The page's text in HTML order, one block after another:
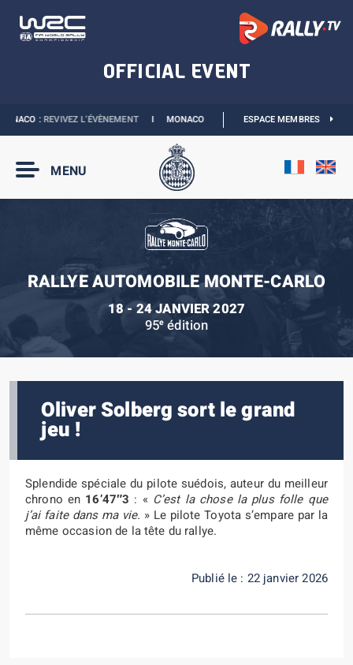
:REVIVEZ L’ÉVÈNEMENTI MONACO E-PRIX 2027 :NOUVELLES DATES
ESPACE MEMBRES
MENU
RALLYE AUTOMOBILE MONTE-CARLO
18 - 24 JANVIER 2027
95e édition
Oliver Solberg sort le grand
jeu !
Splendide spéciale du pilote suédois, auteur du meilleur
chrono en 16’47″3 : « C’est la chose la plus folle que
j’ai faite dans ma vie. » Le pilote Toyota s’empare par la
même occasion de la tête du rallye.
Publié le : 22 janvier 2026